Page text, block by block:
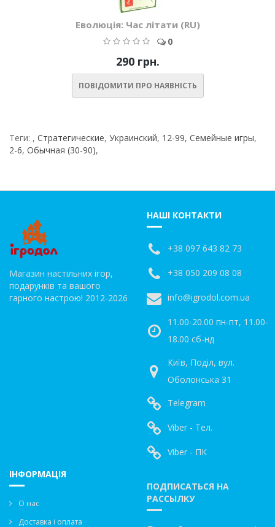
Еволюція: Час літати (RU)
0
290 грн.
ПОВІДОМИТИ ПРО НАЯВНІСТЬ
Теги: , Стратегические, Украинский, 12-99, Семейные игры,
2-6, Обычная (30-90),
Магазин настільних ігор,
подарунків та вашого
гарного настрою! 2012-2026
НАШІ КОНТАКТИ
+38 097 643 82 73
+38 050 209 08 08
info@igrodol.com.ua
11.00-20.00 пн-пт, 11.00-
18.00 сб-нд
Київ, Поділ, вул.
Оболонська 31
Telegram
Viber - Тел.
Viber - ПК
ІНФОРМАЦІЯ
О нас
Доставка і оплата
ПОДПИСАТЬСЯ НА
РАССЫЛКУ